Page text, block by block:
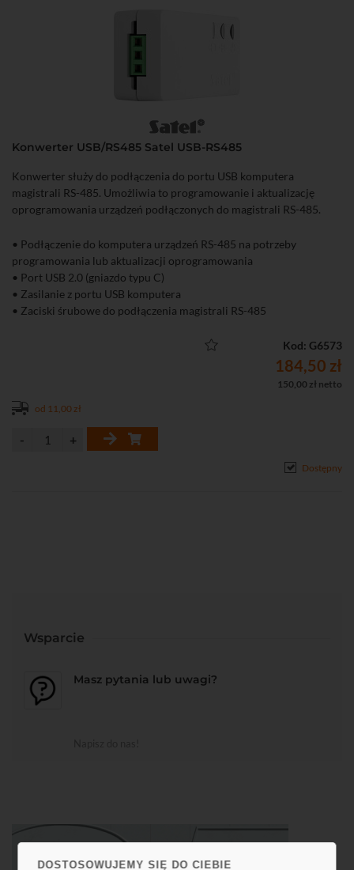
DOSTOSOWUJEMY SIĘ DO CIEBIE
Konwerter USB/RS485 Satel USB-RS485
Konwerter służy do podłączenia do portu USB komputera
magistrali RS-485. Umożliwia to programowanie i aktualizację
oprogramowania urządzeń podłączonych do magistrali RS-485.
• Podłączenie do komputera urządzeń RS-485 na potrzeby
programowania lub aktualizacji oprogramowania
• Port USB 2.0 (gniazdo typu C)
• Zasilanie z portu USB komputera
• Zaciski śrubowe do podłączenia magistrali RS-485
• Obsługa do 255 urządzeń podłączonych do magistrali RS-485
• Wskaźniki LED sygnalizujące odbieranie i wysyłanie danych,
Kod: G6573
184,50 zł
150,00 zł netto
od 11,00 zł
Dostępny
Wsparcie
Masz pytania lub uwagi?